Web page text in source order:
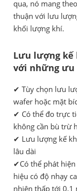
qua, nó mang
thuận với lưu
khối lượng khí.
Lưu lượng
với những ưu
✔ Tùy chọn lưu
wafer hoặc mặt
✔ Có thể đo trực
không cần bù trừ
✔ Lưu lượng kế
lâu dài
✔Có thể phát
hiệu có độ nhạy
nhiên thấp tới 0,1